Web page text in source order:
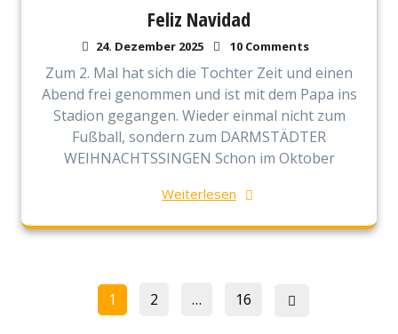
Feliz Navidad
24. Dezember 2025 10 Comments
Zum 2. Mal hat sich die Tochter Zeit und einen
Abend frei genommen und ist mit dem Papa ins
Stadion gegangen. Wieder einmal nicht zum
Fußball, sondern zum DARMSTÄDTER
WEIHNACHTSSINGEN Schon im Oktober
Weiterlesen
Seitennummerierung
Page
1 Page
2 … Page
16